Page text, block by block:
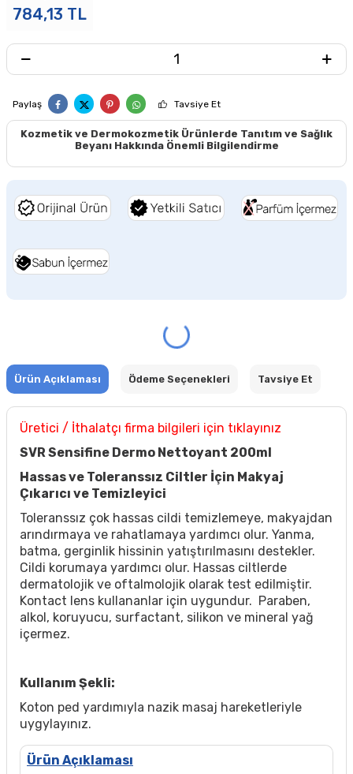
784,13 TL
Paylaş Tavsiye Et
Kozmetik ve Dermokozmetik Ürünlerde Tanıtım ve Sağlık
Beyanı Hakkında Önemli Bilgilendirme
Ürün Açıklaması Ödeme Seçenekleri Tavsiye Et
Üretici / İthalatçı firma bilgileri için tıklayınız
SVR Sensifine Dermo Nettoyant 200ml
Hassas ve Toleranssız Ciltler İçin Makyaj
Çıkarıcı ve Temizleyici
Toleranssız çok hassas cildi temizlemeye, makyajdan
arındırmaya ve rahatlamaya yardımcı olur. Yanma,
batma, gerginlik hissinin yatıştırılmasını destekler.
Cildi korumaya yardımcı olur. Hassas ciltlerde
dermatolojik ve oftalmolojik olarak test edilmiştir.
Kontact lens kullananlar için uygundur. Paraben,
alkol, koruyucu, surfactant, silikon ve mineral yağ
içermez.
Kullanım Şekli:
Koton ped yardımıyla nazik masaj hareketleriyle
uygylayınız.
Ürün Açıklaması